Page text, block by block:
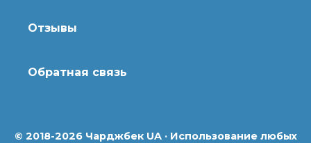
Отзывы
Обратная связь
© 2018-2026 Чарджбек UA · Использование любых